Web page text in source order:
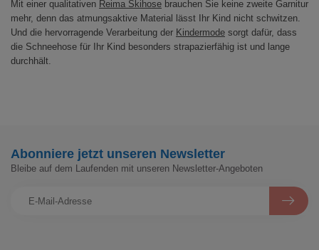
Mit einer qualitativen Reima Skihose brauchen Sie keine zweite Garnitur
mehr, denn das atmungsaktive Material lässt Ihr Kind nicht schwitzen.
Und die hervorragende Verarbeitung der Kindermode sorgt dafür, dass
die Schneehose für Ihr Kind besonders strapazierfähig ist und lange
durchhält.
Abonniere jetzt unseren Newsletter
Bleibe auf dem Laufenden mit unseren Newsletter-Angeboten